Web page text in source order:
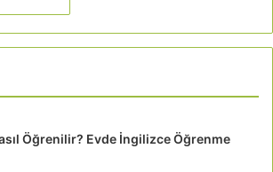
Öğrenilir? Evde İngilizce Öğrenme